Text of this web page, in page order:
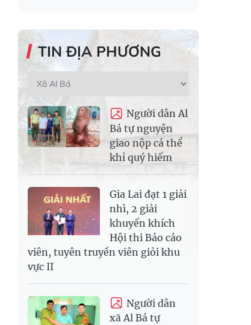
TIN ĐỊA PHƯƠNG
Người dân Al
Bá tự nguyện
giao nộp cá thể
khỉ quý hiếm
Gia Lai đạt 1 giải
nhì, 2 giải
khuyến khích
Hội thi Báo cáo
viên, tuyên truyền viên giỏi khu
vực II
Người dân
xã Al Bá tự